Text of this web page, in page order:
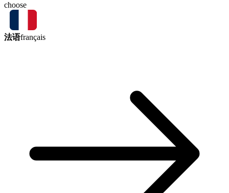
choose
法语français